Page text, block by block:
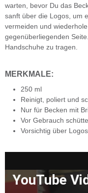
warten, bevor Du das
sanft über die Logos, um
vermeiden und
gegenüberliegenden
Handschuhe zu tragen.
MERKMALE:
250 ml
Reinigt, poliert und
Nur für Becken mit
Vor Gebrauch
Vorsichtig über